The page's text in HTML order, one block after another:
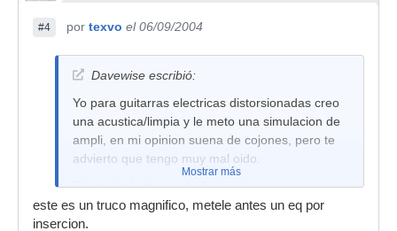
#4 por texvo el 06/09/2004
Davewise escribió:
Yo para guitarras electricas distorsionadas creo
una acustica/limpia y le meto una simulacion de
ampli, en mi opinion suena de cojones, pero te
advierto que tengo muy mal oido.
Espero haberte ayudado.
1Saludo
Mostrar más
este es un truco magnifico, metele antes un eq por
insercion.